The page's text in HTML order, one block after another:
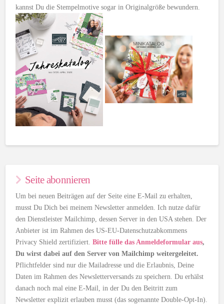
kannst Du die Stempelmotive sogar in Originalgröße bewundern.
Seite abonnieren
Um bei neuen Beiträgen auf der Seite eine E-Mail zu erhalten,
musst Du Dich bei meinem Newsletter anmelden. Ich nutze dafür
den Dienstleister Mailchimp, dessen Server in den USA stehen. Der
Anbieter ist im Rahmen des US-EU-Datenschutzabkommens
Privacy Shield zertifiziert.Bitte fülle das Anmeldeformular aus,
Du wirst dabei auf den Server von Mailchimp weitergeleitet.
Pflichtfelder sind nur die Mailadresse und die Erlaubnis, Deine
Daten im Rahmen des Newsletterversands zu speichern. Du erhälst
danach noch mal eine E-Mail, in der Du den Beitritt zum
Newsletter explizit erlauben musst (das sogenannte Double-Opt-In).